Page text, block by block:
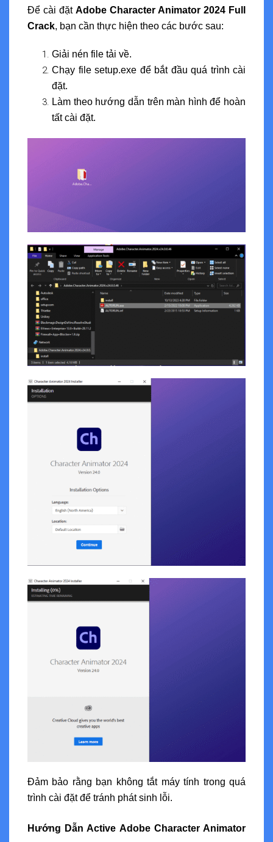
Để cài đặt Adobe Character Animator 2024 Full
Crack, bạn cần thực hiện theo các bước sau:
Giải nén file tải về.
Chạy file setup.exe để bắt đầu quá trình cài
đặt.
Làm theo hướng dẫn trên màn hình để hoàn
tất cài đặt.
Đảm bảo rằng bạn không tắt máy tính trong quá
trình cài đặt để tránh phát sinh lỗi.
Hướng Dẫn Active Adobe Character Animator